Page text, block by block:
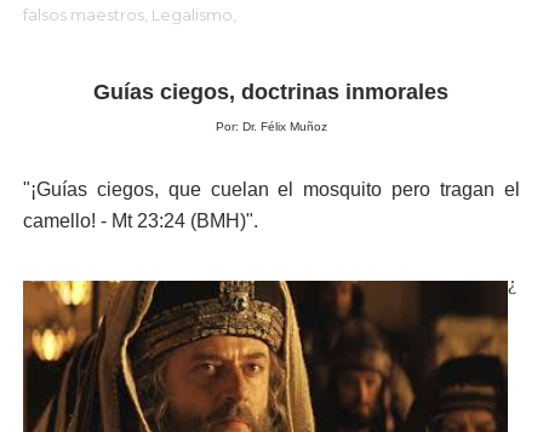
falsos maestros, Legalismo,
Guías ciegos, doctrinas inmorales
Por: Dr. Félix Muñoz
"¡Guías ciegos, que cuelan el mosquito pero tragan el
camello! - Mt 23:24 (BMH)".
¿